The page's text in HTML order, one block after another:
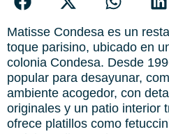
Matisse Condesa es un
toque parisino, ubicado en
colonia Condesa. Desde
popular para desayunar,
ambiente acogedor, con
originales y un patio interior
ofrece platillos como